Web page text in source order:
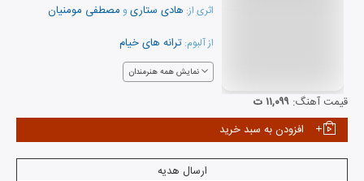
اثری از: هادی ستاری و مصطفی مومنیان
از آلبوم: ترانه های خیام
نمایش همه هنرمندان
قیمت آهنگ: ۱۱,۰۹۹ ت
افزودن به سبد خرید
ارسال هدیه